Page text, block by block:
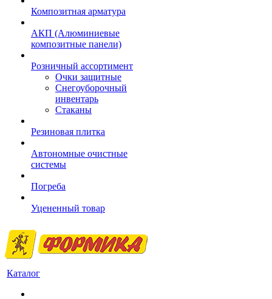
Композитная арматура
АКП (Алюминиевые
композитные панели)
Розничный ассортимент
Очки защитные
Снегоуборочный
инвентарь
Стаканы
Резиновая плитка
Автономные очистные
системы
Погреба
Уцененный товар
Каталог